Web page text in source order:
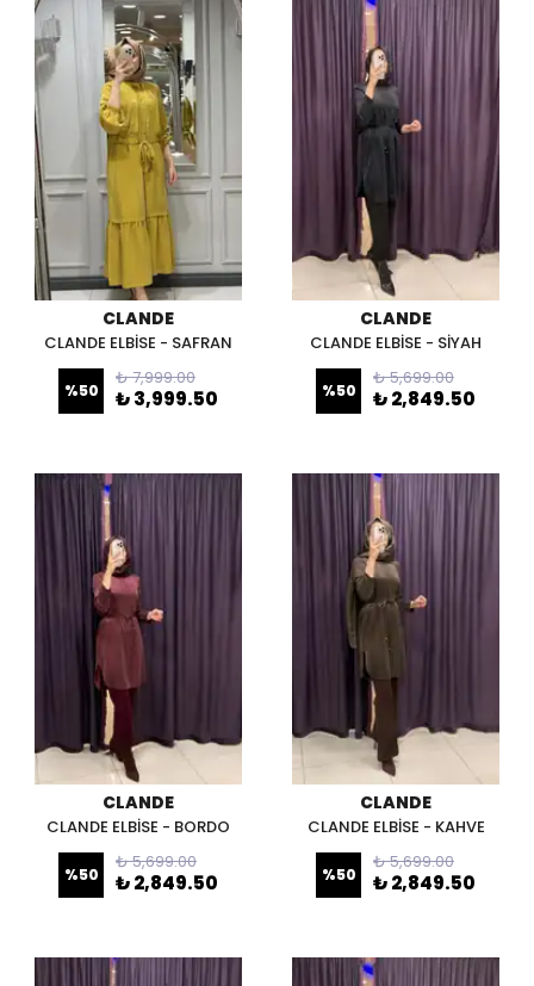
CLANDE
CLANDE ELBİSE - SAFRAN
%50
₺ 7,999.00
₺ 3,999.50
CLANDE
CLANDE ELBİSE - SİYAH
%50
₺ 5,699.00
₺ 2,849.50
CLANDE
CLANDE ELBİSE - BORDO
%50
₺ 5,699.00
₺ 2,849.50
CLANDE
CLANDE ELBİSE - KAHVE
%50
₺ 5,699.00
₺ 2,849.50